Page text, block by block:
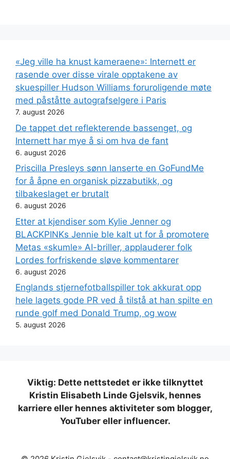
«Jeg ville ha knust kameraene»: Internett er
rasende over disse virale opptakene av
skuespiller Hudson Williams foruroligende møte
med påståtte autografselgere i Paris
7. august 2026
De tappet det reflekterende bassenget, og
Internett har mye å si om hva de fant
6. august 2026
Priscilla Presleys sønn lanserte en GoFundMe
for å åpne en organisk pizzabutikk, og
tilbakeslaget er brutalt
6. august 2026
Etter at kjendiser som Kylie Jenner og
BLACKPINKs Jennie ble kalt ut for å promotere
Metas «skumle» AI-briller, applauderer folk
Lordes forfriskende sløve kommentarer
6. august 2026
Englands stjernefotballspiller tok akkurat opp
hele lagets gode PR ved å tilstå at han spilte en
runde golf med Donald Trump, og wow
5. august 2026
Viktig: Dette nettstedet er ikke tilknyttet
Kristin Elisabeth Linde Gjelsvik, hennes
karriere eller hennes aktiviteter som blogger,
YouTuber eller influencer.